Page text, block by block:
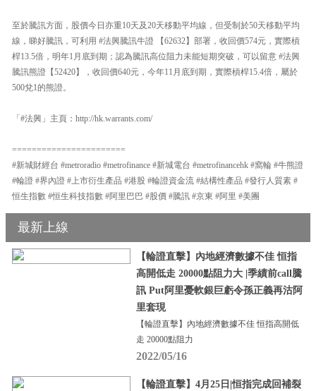
至於騰訊方面，股價今日亦重10天及20天移動平均線，但受制於50天移動平均
線，睇好騰訊，可利用 #法興騰訊牛證 【62632】部署，收回價574元，實際槓
桿13.5倍，明年1月底到期；認為騰訊高位阻力未能短期突破，可以留意 #法興
騰訊熊證【52420】，收回價640元，今年11月底到期，實際槓桿15.4倍，屬於
500兌1的熊證。
「#法興」主頁：http://hk.warrants.com/
=======================
#新城財經台 #metroradio #metrofinance #新城電台 #metrofinancehk #窩輪 #牛熊證
#輪證 #界內證 #上市衍生產品 #港股 #輪證資金流 #結構性產品 #發行人質素 #
恒生指數 #恒生科技指數 #阿里巴巴 #股價 #騰訊 #京東 #阿里 #美團
最新上線
【輪證直擊】內地經濟數據不佳 恒指
高開低走 20000點阻力大 |季績前call騰
訊 Put阿里憂軟銀巨虧令孫正義再沽阿
里套現
【輪證直擊】內地經濟數據不佳 恒指高開低
走 20000點阻力
2022/05/16
【輪證直擊】4月25日|恒指完成回補裂